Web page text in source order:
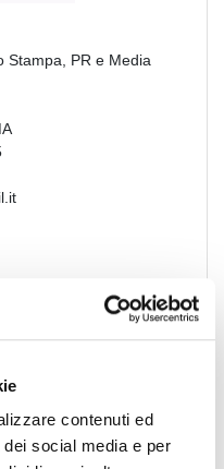
contenuti ed
social media e per
Stampa, PR e Media